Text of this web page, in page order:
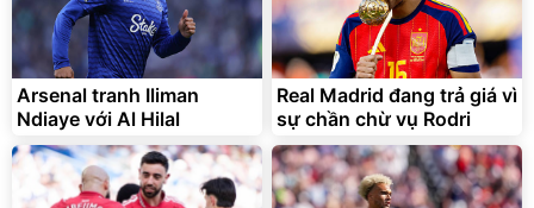
Arsenal tranh Iliman
Ndiaye với Al Hilal
Real Madrid đang trả giá vì
sự chần chừ vụ Rodri